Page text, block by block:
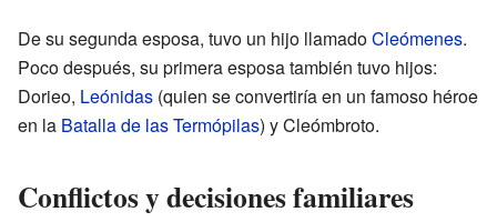
De su segunda esposa, tuvo un hijo llamadoCleómenes.
Poco después, su primera esposa también tuvo hijos:
Dorieo, Leónidas (quien se convertiría en un famoso héroe
en la Batalla de las Termópilas) y Cleómbroto.
Conflictos y decisiones familiares